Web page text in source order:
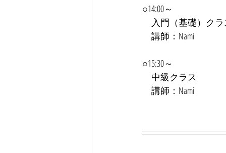
○14:00～
入門（基礎）クラ
講師：Nami
○15:30～
中級クラス
講師：Nami